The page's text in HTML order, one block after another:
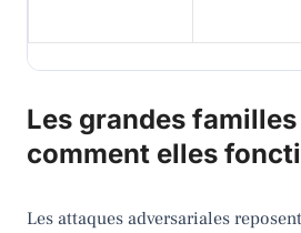
Les grandes familles
comment elles
Les attaques adversariales